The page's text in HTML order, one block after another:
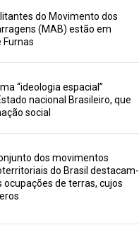
do Movimento dos
(MAB) estão em
Furnas
“ideologia espacial”
nacional Brasileiro, que
social
dos movimentos
do Brasil destacam-
ocupações de terras, cujos